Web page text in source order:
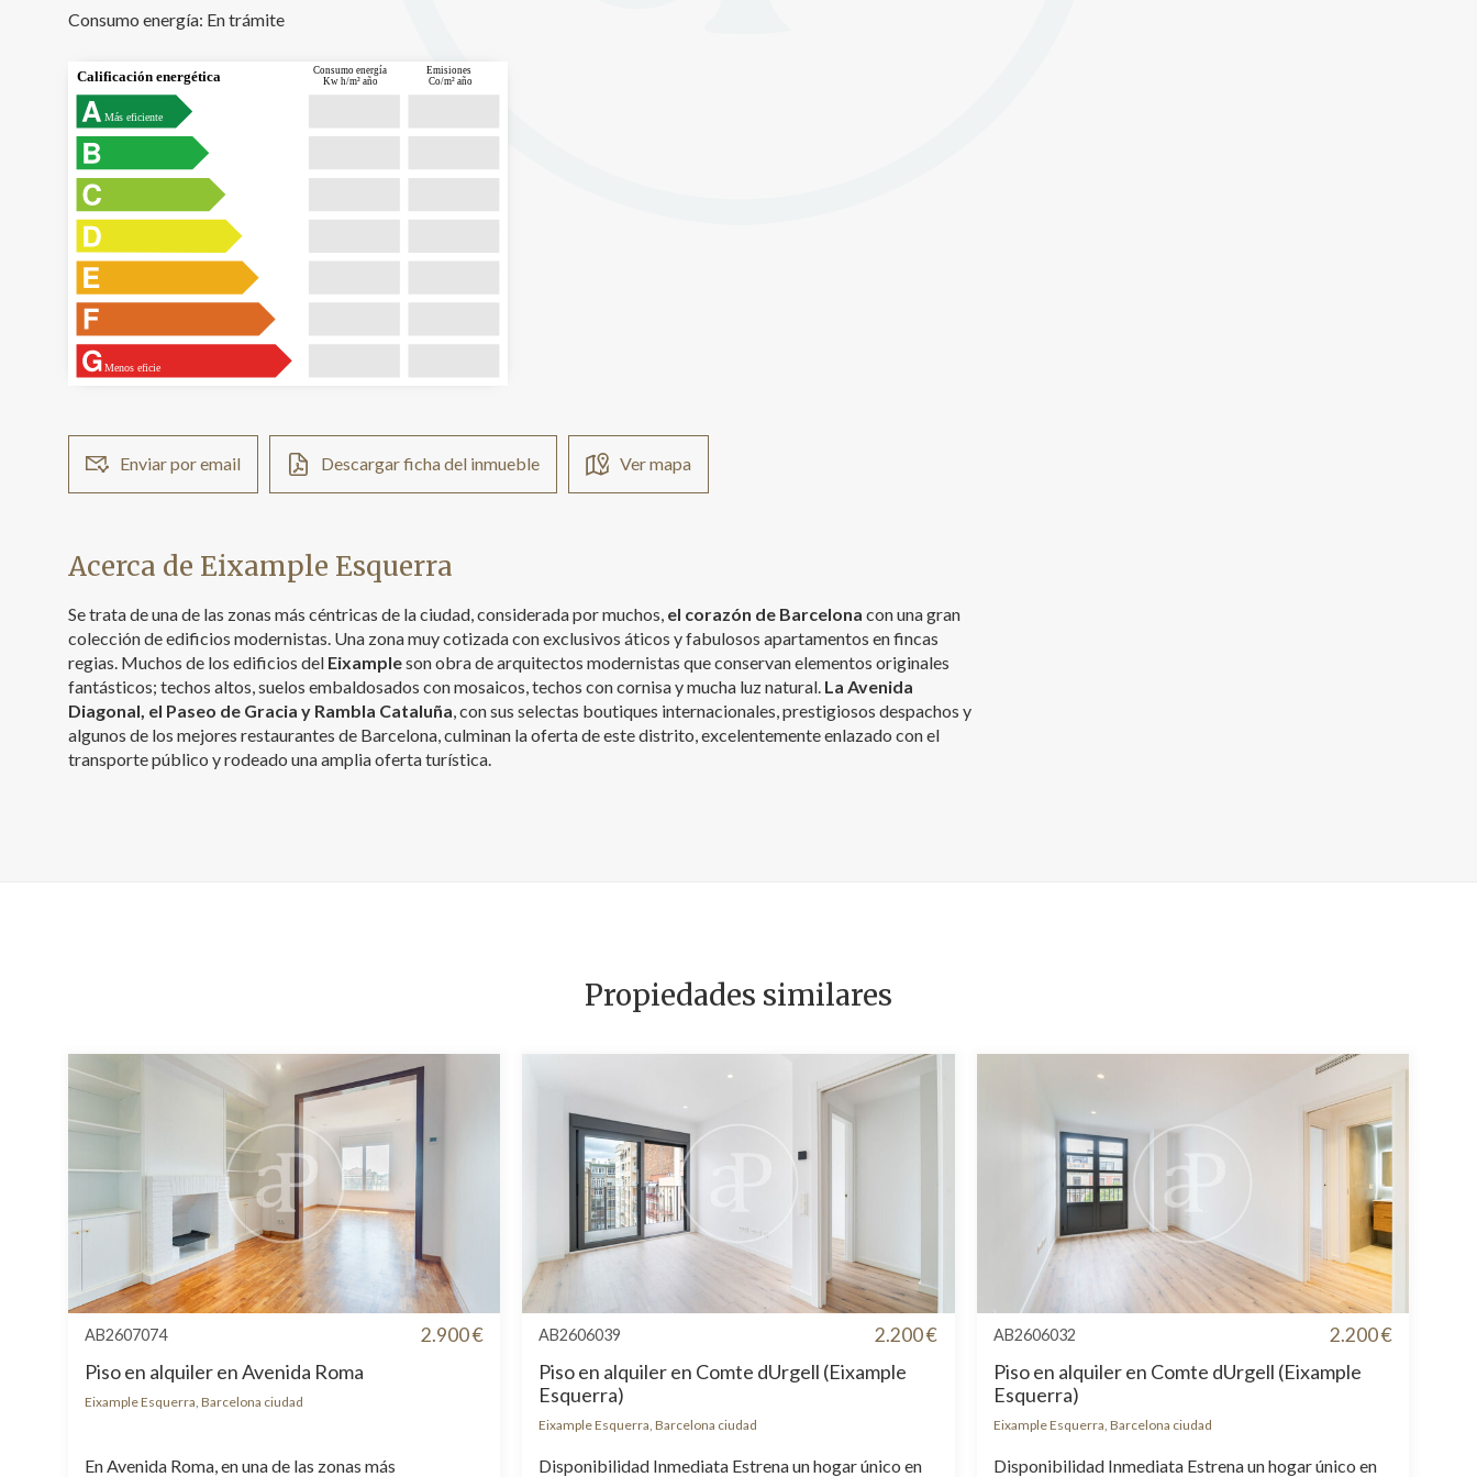
Consumo energía: En trámite
Más eficiente
Menos eficie
Calificación energética
Consumo energía
Kw h/m² año
Emisiones
Co/m² año
Enviar por email Descargar ficha del inmueble Ver mapa
Acerca de Eixample Esquerra
Se trata de una de las zonas más céntricas de la ciudad, considerada por muchos, el corazón de Barcelona con una gran
colección de edificios modernistas. Una zona muy cotizada con exclusivos áticos y fabulosos apartamentos en fincas
regias. Muchos de los edificios del Eixampleson obra de arquitectos modernistas que conservan elementos originales
fantásticos; techos altos, suelos embaldosados con mosaicos, techos con cornisa y mucha luz natural. La Avenida
Diagonal, el Paseo de Gracia y Rambla Cataluña , con sus selectas boutiques internacionales, prestigiosos despachos y
algunos de los mejores restaurantes de Barcelona, culminan la oferta de este distrito, excelentemente enlazado con el
transporte público y rodeado una amplia oferta turística.
Propiedades similares
AB2607074 2.900 €
Piso en alquiler en Avenida Roma
Eixample Esquerra, Barcelona ciudad
En Avenida Roma, en una de las zonas más
AB2606039 2.200 €
Piso en alquiler en Comte dUrgell (Eixample
Esquerra)
Eixample Esquerra, Barcelona ciudad
Disponibilidad Inmediata Estrena un hogar único en
AB2606032 2.200 €
Piso en alquiler en Comte dUrgell (Eixample
Esquerra)
Eixample Esquerra, Barcelona ciudad
Disponibilidad Inmediata Estrena un hogar único en